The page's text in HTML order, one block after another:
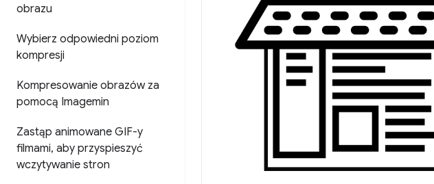
obrazu
Wybierz odpowiedni poziom
kompresji
Kompresowanie obrazów za
pomocą Imagemin
Zastąp animowane GIF-y
filmami, aby przyspieszyć
wczytywanie stron